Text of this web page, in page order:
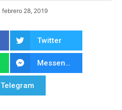
febrero 28, 2019
Twitter
Messenger
Telegram